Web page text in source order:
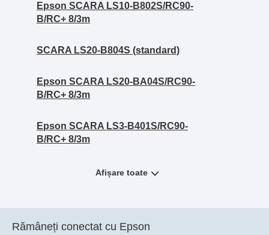
Epson SCARA LS10-B802S/RC90-
B/RC+ 8/3m
SCARA LS20-B804S (standard)
Epson SCARA LS20-BA04S/RC90-
B/RC+ 8/3m
Epson SCARA LS3-B401S/RC90-
B/RC+ 8/3m
Afișare toate
Rămâneți conectat cu Epson